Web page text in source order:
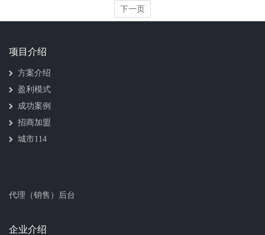
下一页
项目介绍
方案介绍
盈利模式
成功案例
招商加盟
城市114
代理（销售）后台
企业介绍